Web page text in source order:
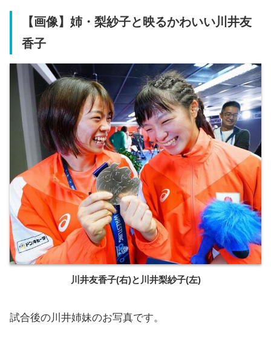
【画像】姉・梨紗子と映るかわいい川井友
香子
川井友香子(右)と川井梨紗子(左)
試合後の川井姉妹のお写真です。